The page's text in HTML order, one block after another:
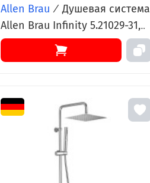
Allen Brau / Душевая система
Allen Brau Infinity 5.21029-31,
верхний и ручной душ,
излив, черный матовый